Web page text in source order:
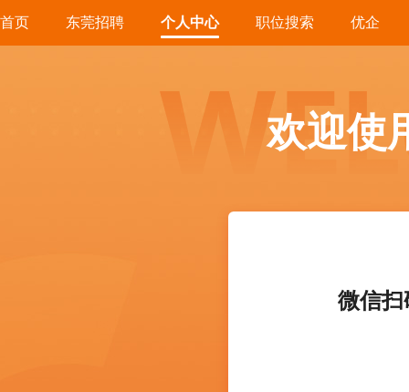
首页 东莞招聘 个人中心 职位搜索 优企
欢迎使
微信扫